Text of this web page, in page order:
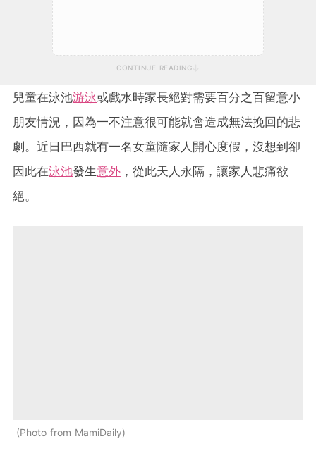
CONTINUE READING
兒童在泳池游泳或戲水時家長絕對需要百分之百留意小
朋友情況，因為一不注意很可能就會造成無法挽回的悲
劇。近日巴西就有一名女童隨家人開心度假，沒想到卻
因此在泳池發生意外 ，從此天人永隔，讓家人悲痛欲
絕。
Photo from MamiDaily